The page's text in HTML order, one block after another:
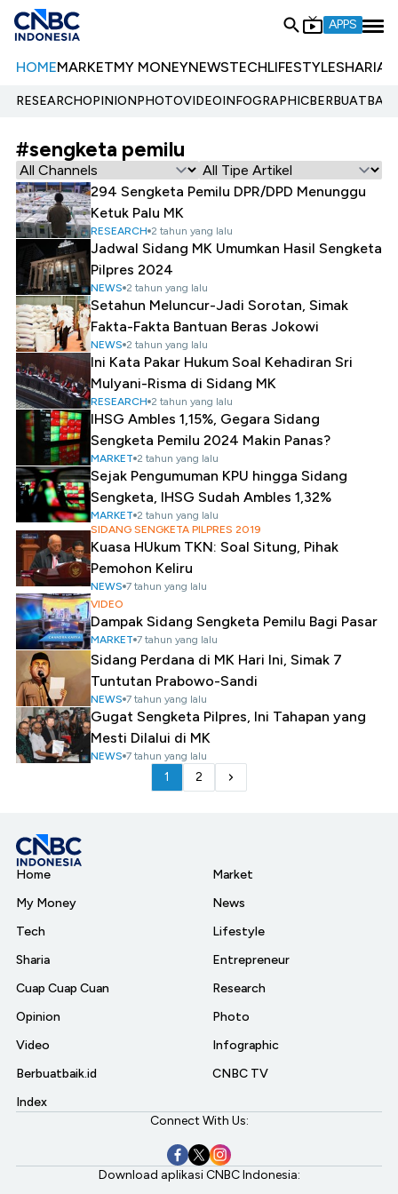
APPS
HOMEMARKETMY MONEYNEWSTECHLIFESTYLESHARIA
RESEARCHOPINIONPHOTOVIDEOINFOGRAPHIC
#sengketa pemilu
294 Sengketa Pemilu DPR/DPD Menunggu
Ketuk Palu MK
RESEARCH 2 tahun yang lalu
Jadwal Sidang MK Umumkan Hasil Sengketa
Pilpres 2024
NEWS 2 tahun yang lalu
Setahun Meluncur-Jadi Sorotan, Simak
Fakta-Fakta Bantuan Beras Jokowi
NEWS 2 tahun yang lalu
Ini Kata Pakar Hukum Soal Kehadiran Sri
Mulyani-Risma di Sidang MK
RESEARCH 2 tahun yang lalu
IHSG Ambles 1,15%, Gegara Sidang
Sengketa Pemilu 2024 Makin Panas?
MARKET 2 tahun yang lalu
Sejak Pengumuman KPU hingga Sidang
Sengketa, IHSG Sudah Ambles 1,32%
MARKET 2 tahun yang lalu
SIDANG SENGKETA PILPRES 2019
Kuasa HUkum TKN: Soal Situng, Pihak
Pemohon Keliru
NEWS 7 tahun yang lalu
VIDEO
Dampak Sidang Sengketa Pemilu Bagi Pasar
MARKET 7 tahun yang lalu
Sidang Perdana di MK Hari Ini, Simak 7
Tuntutan Prabowo-Sandi
NEWS 7 tahun yang lalu
Gugat Sengketa Pilpres, Ini Tahapan yang
Mesti Dilalui di MK
NEWS 7 tahun yang lalu
1 2
Home
My Money
Tech
Sharia
Cuap Cuap Cuan
Opinion
Video
Berbuatbaik.id
Index
Market
News
Lifestyle
Entrepreneur
Research
Photo
Infographic
CNBC TV
Connect With Us:
Download aplikasi CNBC Indonesia: